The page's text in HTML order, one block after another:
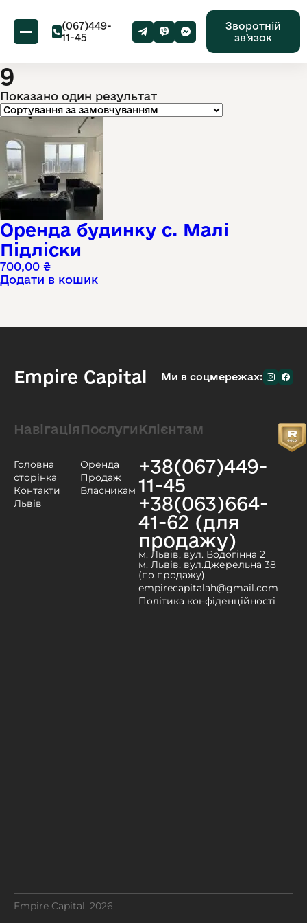
(067)449-
11-45
Зворотній
звʼязок
9
Показано один результат
Оренда будинку с. Малі
Підліски
700,00 ₴
Додати в кошик
Empire Capital Ми в соцмережах:
Навігація
Головна
сторінка
Контакти
Львів
Послуги
Оренда
Продаж
Власникам
Клієнтам
+38(067)449-
11-45
+38(063)664-
41-62 (для
продажу)
м. Львів, вул. Водогінна 2
м. Львів, вул.Джерельна 38
(по продажу)
empirecapitalah@gmail.com
Політика конфіденційності
Empire Capital. 2026